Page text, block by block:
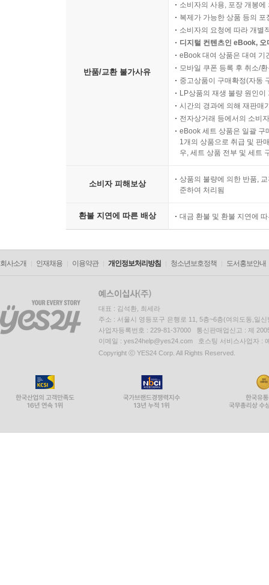
반품/교환 불가사유
소비자의 사용, 포장 개봉
복제가 가능한 상품 등의
소비자의 요청에 따라 개별
디지털 컨텐츠인 eBook,
eBook 대여 상품은 대여 기
모바일 쿠폰 등록 후 취소/
중고상품이 구매확정(자동
LP상품의 재생 불량 원인
시간의 경과에 의해 재판매
전자상거래 등에서의 소비
eBook 세트 상품은 일괄 구
1개의 상품으로 취급 및 판
우, 세트 상품 전부 및 세트
소비자 피해보상
상품의 불량에 의한 반품,
준하여 처리됨
환불 지연에 따른 배상 대금 환불 및 환불 지연에
회사소개 인재채용 이용약관 개인정보처리방침 청소년보호정책 도서홍보안내
대표 : 김석환, 최세라
주소 : 서울시 영등포구 은행로 11, 5층~6층(여의도동,일신
사업자등록번호 : 229-81-37000 통신판매업신고 : 제
이메일 : yes24help@yes24.com 호스팅 서비스사업자 :
Copyright ⓒ YES24 Corp. All Rights Reserved.